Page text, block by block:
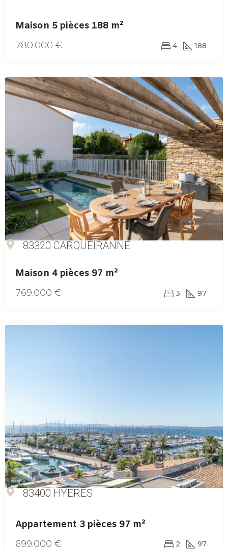
Maison 5 pièces 188 m²
780.000 € 4 188
83320 CARQUEIRANNE
Maison 4 pièces 97 m²
769.000 € 3 97
83400 HYERES
Appartement 3 pièces 97 m²
699.000 € 2 97